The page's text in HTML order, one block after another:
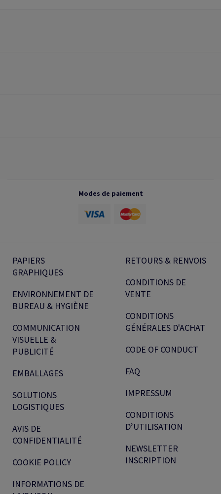
Modes de paiement
PAPIERS
GRAPHIQUES
ENVIRONNEMENT DE
BUREAU & HYGIÈNE
COMMUNICATION
VISUELLE &
PUBLICITÉ
EMBALLAGES
SOLUTIONS
LOGISTIQUES
AVIS DE
CONFIDENTIALITÉ
COOKIE POLICY
INFORMATIONS DE
RETOURS & RENVOIS
CONDITIONS DE
VENTE
CONDITIONS
GÉNÉRALES D'ACHAT
CODE OF CONDUCT
FAQ
IMPRESSUM
CONDITIONS
D’UTILISATION
NEWSLETTER
INSCRIPTION